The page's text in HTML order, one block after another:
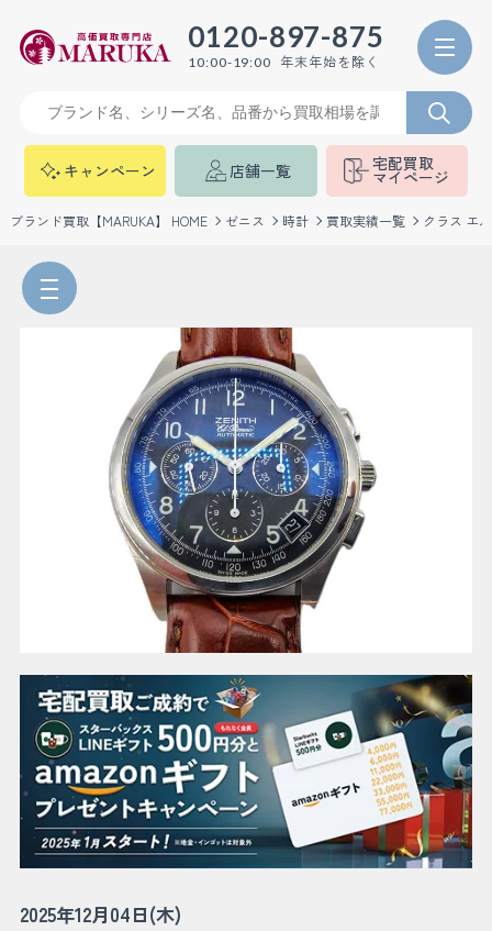
0120-897-875
10:00-19:00 年末年始を除く
キャンペーン 店舗一覧 宅配買取
マイページ
ブランド買取【MARUKA】 HOME ゼニス 時計 買取実績一覧 クラス エ
2025年12月04日(木)